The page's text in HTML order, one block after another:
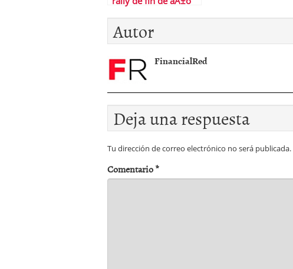
Autor
FinancialRed
Deja una respuesta
Tu dirección de correo electrónico no será publicada.
Comentario*